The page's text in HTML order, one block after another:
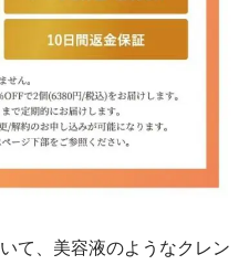
て、美容液のようなクレン